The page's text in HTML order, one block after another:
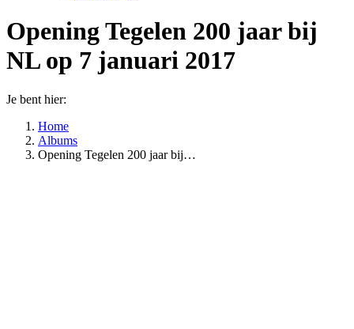
Opening Tegelen 200 jaar bij
NL op 7 januari 2017
Je bent hier:
Home
Albums
Opening Tegelen 200 jaar bij…